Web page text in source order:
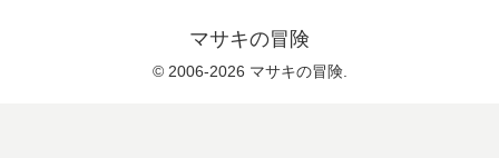
マサキの冒険
© 2006-2026 マサキの冒険.